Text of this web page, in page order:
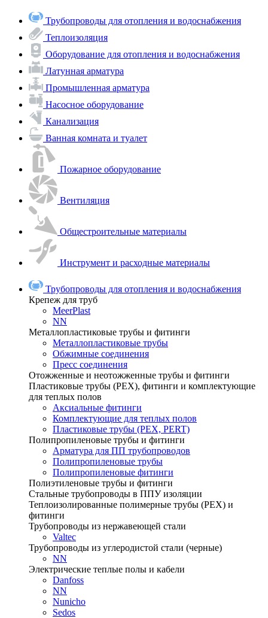
Трубопроводы для отопления и водоснабжения
Теплоизоляция
Оборудование для отопления и водоснабжения
Латунная арматура
Промышленная арматура
Насосное оборудование
Канализация
Ванная комната и туалет
Пожарное оборудование
Вентиляция
Общестроительные материалы
Инструмент и расходные материалы
Трубопроводы для отопления и водоснабжения
Крепеж для труб
MeerPlast
NN
Металлопластиковые трубы и фитинги
Металлопластиковые трубы
Обжимные соединения
Пресс соединения
Отожженные и неотожженные трубы и фитинги
Пластиковые трубы (РЕХ), фитинги и комплектующие
для теплых полов
Аксиальные фитинги
Комплектующие для теплых полов
Пластиковые трубы (РЕХ, PERT)
Полипропиленовые трубы и фитинги
Арматура для ПП трубопроводов
Полипропиленовые трубы
Полипропиленовые фитинги
Полиэтиленовые трубы и фитинги
Стальные трубопроводы в ППУ изоляции
Теплоизолированные полимерные трубы (РЕХ) и
фитинги
Трубопроводы из нержавеющей стали
Valtec
Трубопроводы из углеродистой стали (черные)
NN
Электрические теплые полы и кабели
Danfoss
NN
Nunicho
Sedos